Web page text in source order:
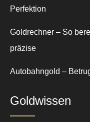
Perfektion
Goldrechner – So
präzise
Autobahngold –
Goldwissen